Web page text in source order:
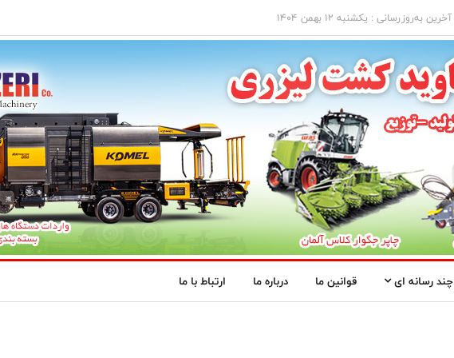
آخرین به‌روزرسانی : يکشنبه 12 بهمن 1404
چند رسانه ای قوانین ما درباره ما ارتباط با ما